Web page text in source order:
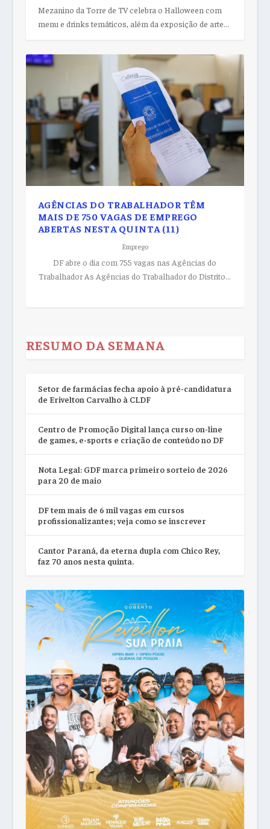
Mezanino da Torre de TV celebra o Halloween com
menu e drinks temáticos, além da exposição de arte...
AGÊNCIAS DO TRABALHADOR TÊM
MAIS DE 750 VAGAS DE EMPREGO
ABERTAS NESTA QUINTA (11)
Emprego
DF abre o dia com 755 vagas nas Agências do
Trabalhador As Agências do Trabalhador do Distrito...
RESUMO DA SEMANA
Setor de farmácias fecha apoio à pré-candidatura
de Erivelton Carvalho à CLDF
Centro de Promoção Digital lança curso on-line
de games, e-sports e criação de conteúdo no DF
Nota Legal: GDF marca primeiro sorteio de 2026
para 20 de maio
DF tem mais de 6 mil vagas em cursos
profissionalizantes; veja como se inscrever
Cantor Paraná, da eterna dupla com Chico Rey,
faz 70 anos nesta quinta.